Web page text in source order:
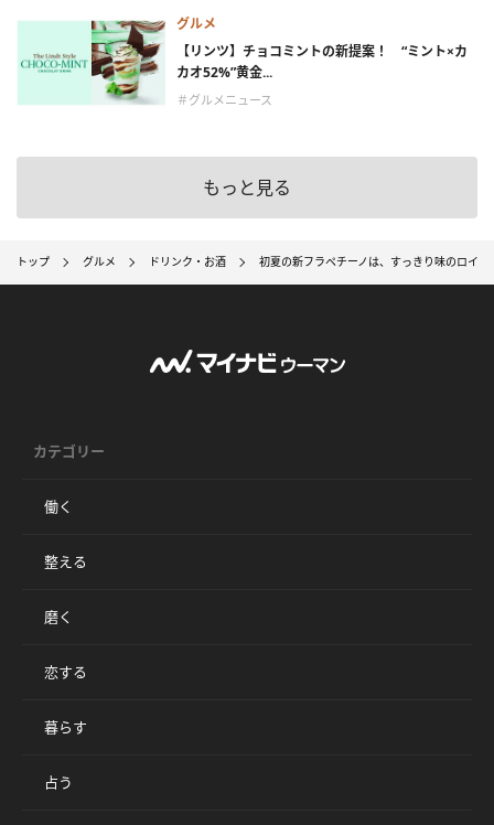
グルメ
【リンツ】チョコミントの新提案！ “ミント×カ
カオ52%”黄金...
＃グルメニュース
もっと見る
トップ グルメ ドリンク・お酒 初夏の新フラペチーノは、すっきり味のロイヤ
カテゴリー
働く
整える
磨く
恋する
暮らす
占う